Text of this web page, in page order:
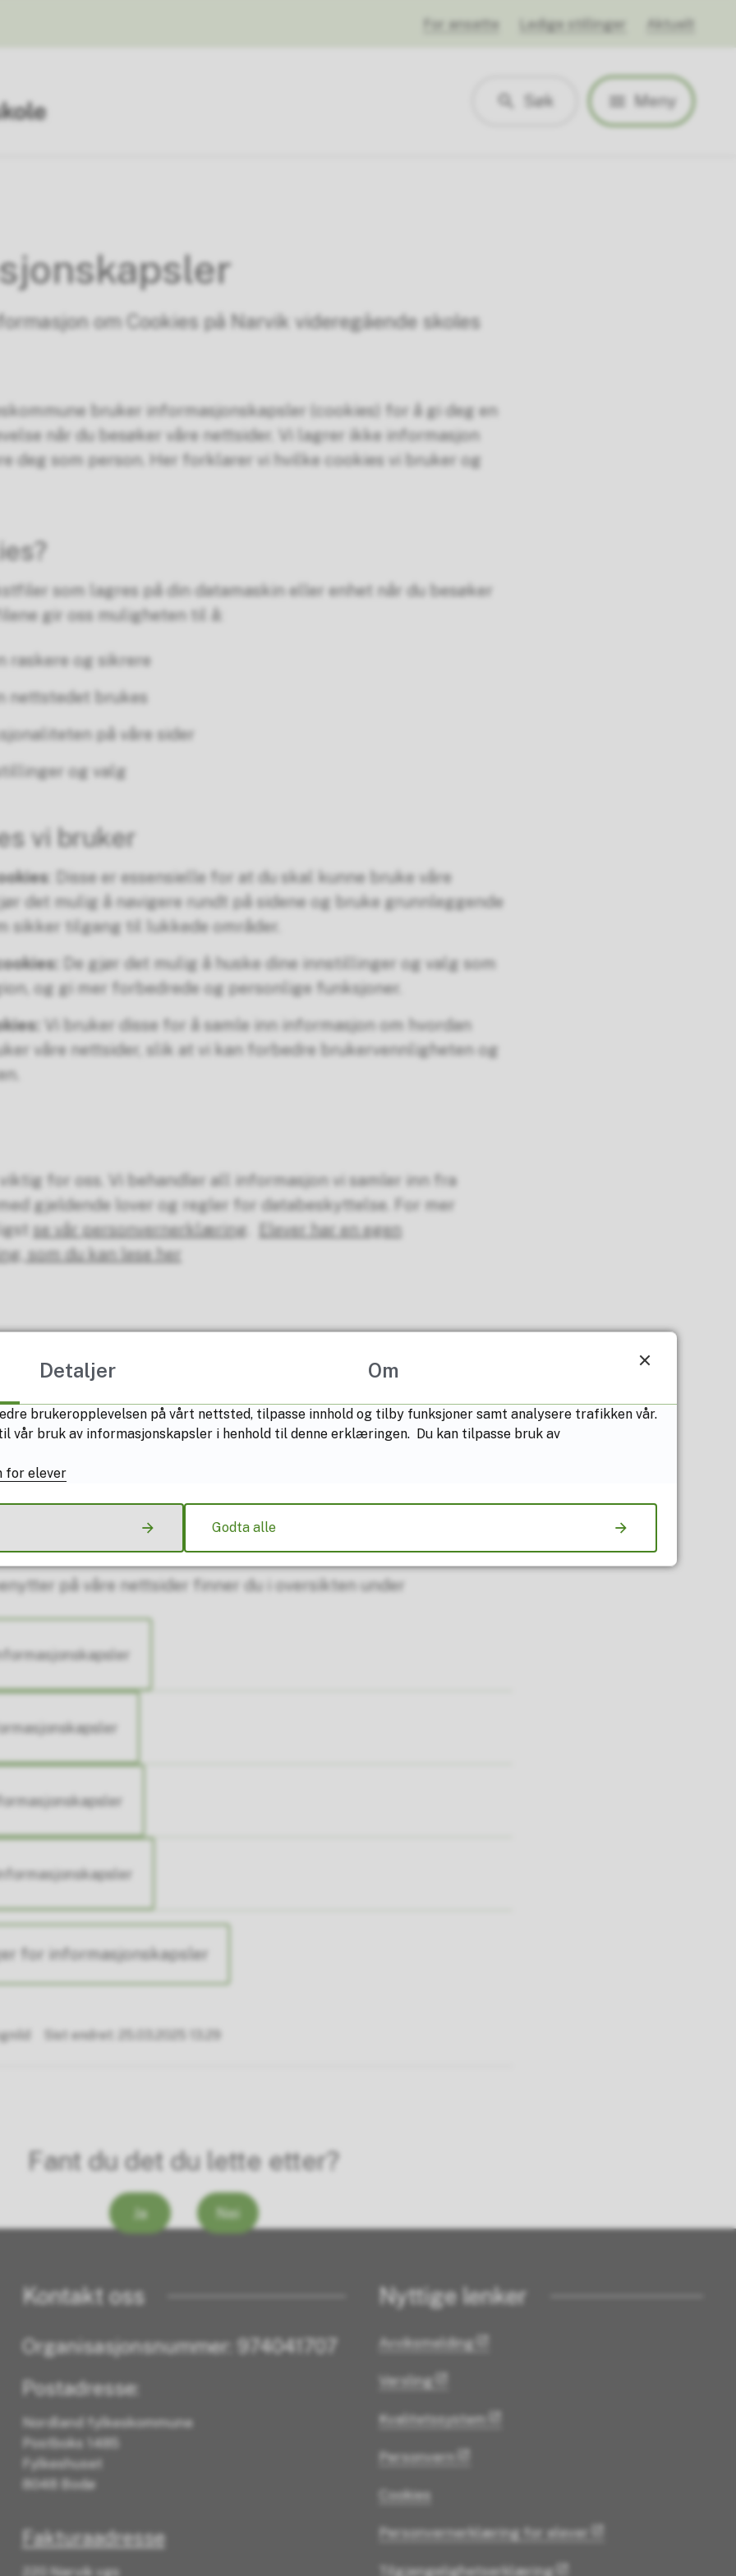
For ansatte Ledige stillinger Aktuelt
Søk Meny
om Cookies på Narvik videregående skoles
bruker informasjonskapsler (cookies) for å gi deg en
når du besøker våre nettsider. Vi lagrer ikke informasjon
deg som person. Her forklarer vi hvilke cookies vi bruker og
som lagres på din datamaskin eller enhet når du besøker
gir oss muligheten til å:
raskere og sikrere
nettstedet brukes
på våre sider
og valg
vi bruker
: Disse er essensielle for at du skal kunne bruke våre
det mulig å navigere rundt på sidene og bruke grunnleggende
sikker tilgang til lukkede områder.
De gjør det mulig å huske dine innstillinger og valg som
og gi mer forbedrede og personlige funksjoner.
Vi bruker disse for å samle inn informasjon om hvordan
våre nettsider, slik at vi kan forbedre brukervennligheten og
viktig for oss. Vi behandler all informasjon vi samler inn fra
gjeldende lover og regler for databeskyttelse. For mer
se vår personvernerklæring
Elever har en egen
som du kan lese her
informasjonen om cookies fra tid til annen, og vi oppfordrer
denne siden jevnlig for å bli informert om hvordan vi bruker
på våre nettsider finner du i oversikten under
for informasjonskapsler
Sist endret
Fant du det du lette etter?
Ja Nei
Kontakt oss
Organisasjonsnummer: 974041707
Postadresse:
Nordland fylkeskommune
Postboks 1485
Fylkeshuset
8048 Bodø
Fakturaadresse
220 Narvik vgs
Nyttige lenker
Avviksmelding
Varsling
Kvalitetssystem
Personvern
Cookies
Personvernerklæring for elever
Tilgjengelighetserklæring
Detaljer Om
brukeropplevelsen på vårt nettsted, tilpasse innhold og tilby funksjoner samt analysere trafikken vår.
vår bruk av informasjonskapsler i henhold til denne erklæringen. Du kan tilpasse bruk av
for elever
Godta alle